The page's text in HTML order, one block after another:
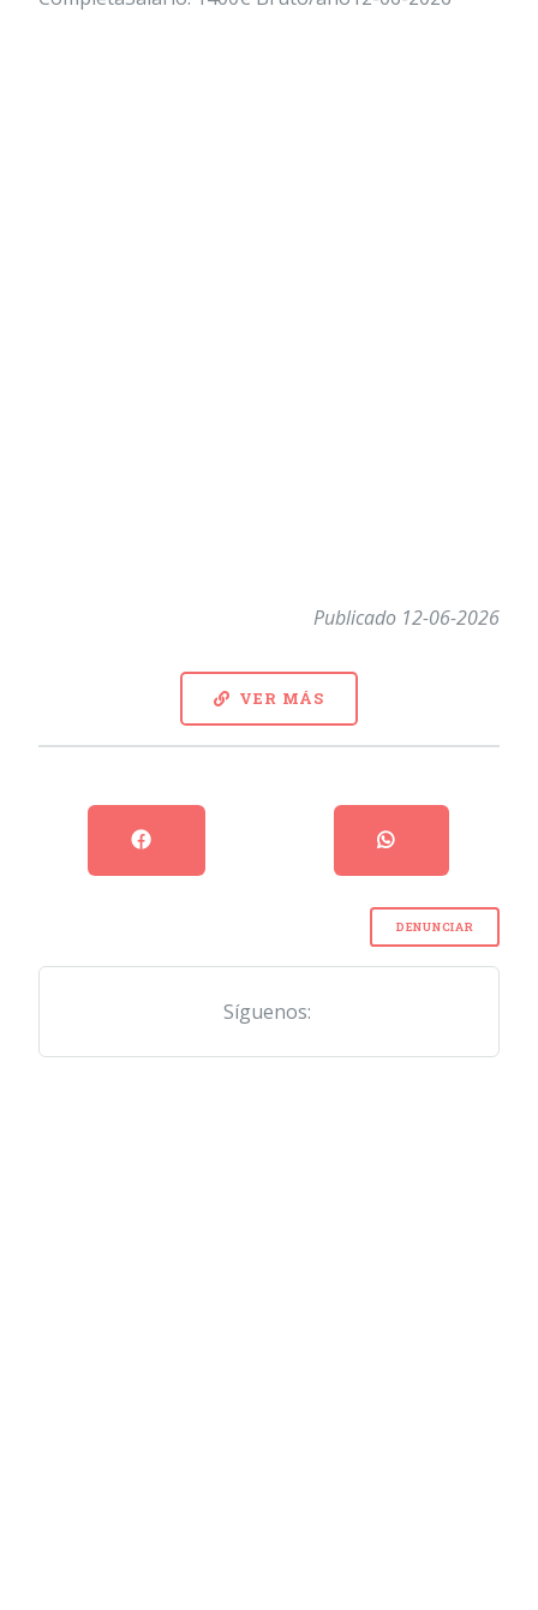
Publicado 12-06-2026
VER MÁS
DENUNCIAR
Síguenos: